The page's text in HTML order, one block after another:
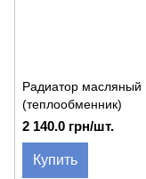
Радиатор масляный
(теплообменник)
2 140.0 грн/шт.
Купить